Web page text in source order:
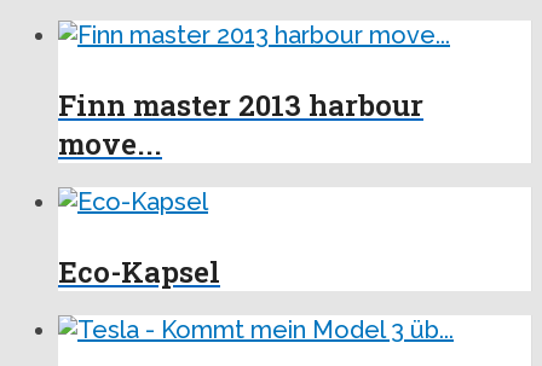
Finn master 2013 harbour
move...
Eco-Kapsel